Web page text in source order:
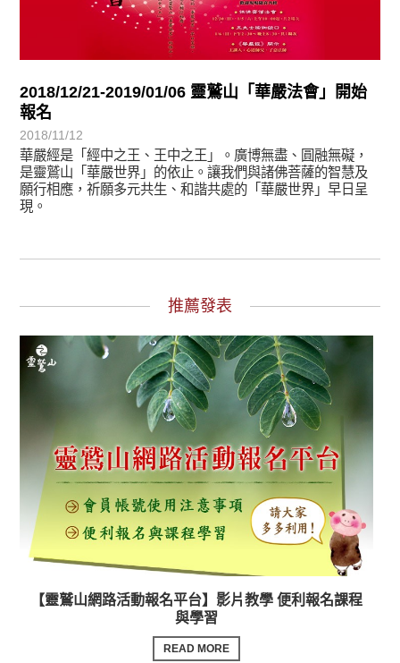
2018/12/21-2019/01/06 靈鷲山「華嚴法會」開始
報名
2018/11/12
華嚴經是「經中之王、王中之王」。廣博無盡、圓融無礙，
是靈鷲山「華嚴世界」的依止。讓我們與諸佛菩薩的智慧及
願行相應，祈願多元共生、和諧共處的「華嚴世界」早日呈
現。
推薦發表
【靈鷲山網路活動報名平台】影片教學 便利報名課程
與學習
READ MORE